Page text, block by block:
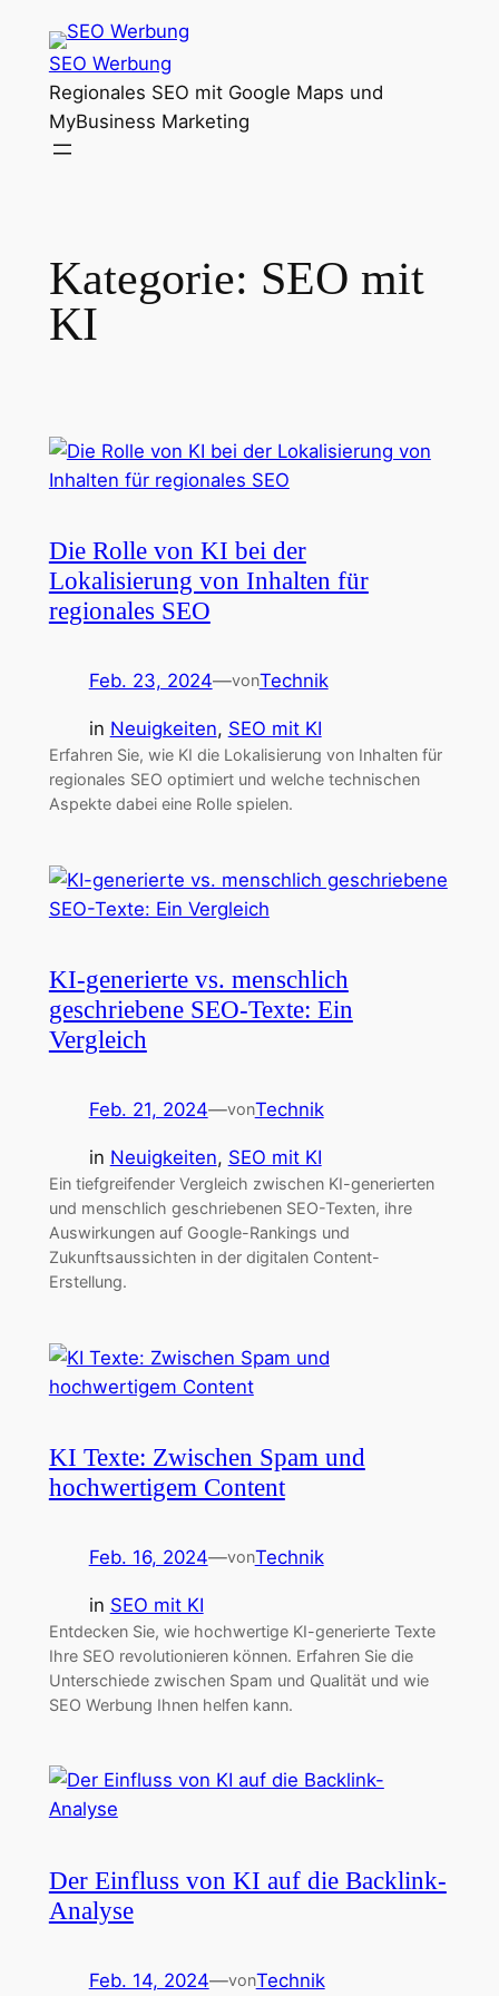
Inhalt
springen
SEO Werbung
Regionales SEO mit Google Maps und
MyBusiness Marketing
Kategorie: SEO mit
KI
Die Rolle von KI bei der
Lokalisierung von Inhalten für
regionales SEO
Feb. 23, 2024—vonTechnik
in Neuigkeiten, SEO mit KI
Erfahren Sie, wie KI die Lokalisierung von Inhalten für
regionales SEO optimiert und welche technischen
Aspekte dabei eine Rolle spielen.
KI-generierte vs. menschlich
geschriebene SEO-Texte: Ein
Vergleich
Feb. 21, 2024—vonTechnik
in Neuigkeiten, SEO mit KI
Ein tiefgreifender Vergleich zwischen KI-generierten
und menschlich geschriebenen SEO-Texten, ihre
Auswirkungen auf Google-Rankings und
Zukunftsaussichten in der digitalen Content-
Erstellung.
KI Texte: Zwischen Spam und
hochwertigem Content
Feb. 16, 2024—vonTechnik
in SEO mit KI
Entdecken Sie, wie hochwertige KI-generierte Texte
Ihre SEO revolutionieren können. Erfahren Sie die
Unterschiede zwischen Spam und Qualität und wie
SEO Werbung Ihnen helfen kann.
Der Einfluss von KI auf die Backlink-
Analyse
Feb. 14, 2024—vonTechnik